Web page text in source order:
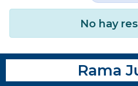
No hay
Rama